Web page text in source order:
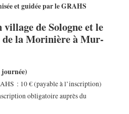
et guidée par le GRAHS
de Sologne et le
la Morinière à Mur-
: 10 € (payable à l’inscription)
obligatoire auprès du